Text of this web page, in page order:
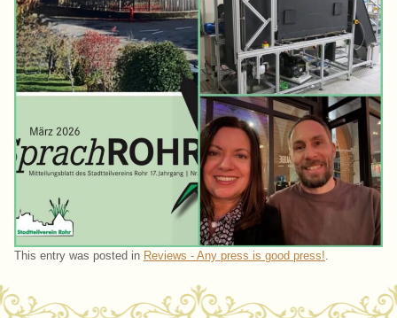
This entry was posted in Reviews - Any press is good press!.